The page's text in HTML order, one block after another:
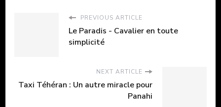
PREVIOUS ARTICLE
Le Paradis - Cavalier en toute
simplicité
NEXT ARTICLE
Taxi Téhéran : Un autre miracle pour
Panahi